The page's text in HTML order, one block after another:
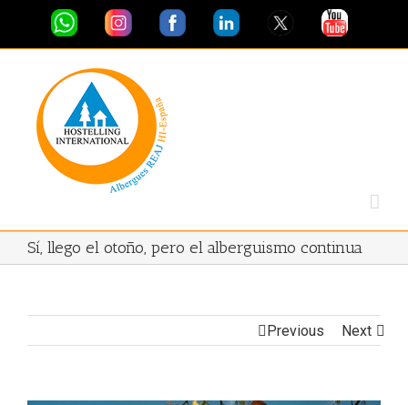
Sí, llego el otoño, pero el alberguismo continua
Previous Next